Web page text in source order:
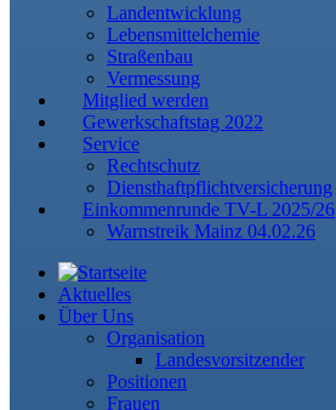
Landentwicklung
Lebensmittelchemie
Straßenbau
Vermessung
Mitglied werden
Gewerkschaftstag 2022
Service
Rechtschutz
Diensthaftpflichtversicherung
Einkommenrunde TV-L 2025/26
Warnstreik Mainz 04.02.26
Aktuelles
Über Uns
Organisation
Landesvorsitzender
Positionen
Frauen